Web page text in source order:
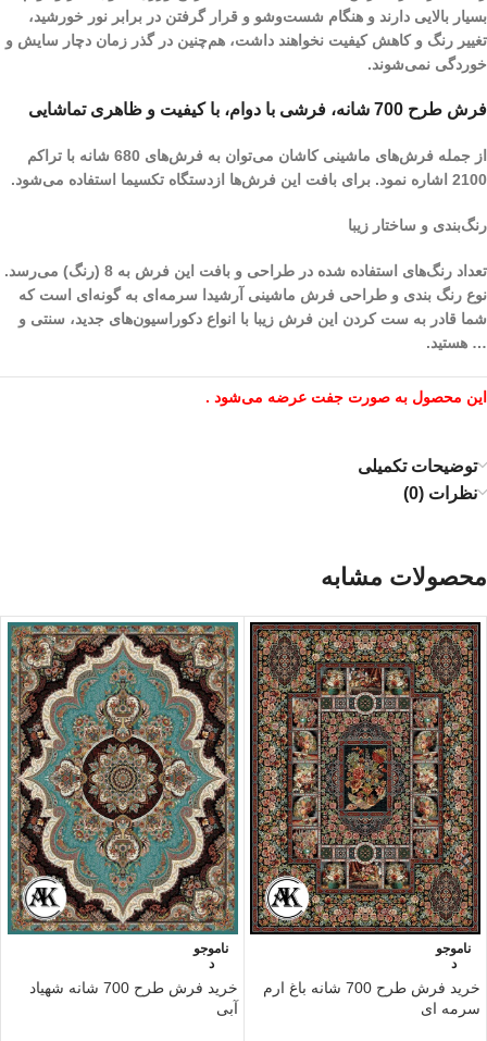
بسیار بالایی دارند و هنگام شست‌و‌شو و قرار گرفتن در برابر نور خورشید،
تغییر رنگ و کاهش کیفیت نخواهند داشت، هم‌چنین در گذر زمان دچار سایش و
خوردگی نمی‌شوند.
فرش طرح 700 شانه، فرشی با دوام، با کیفیت و ظاهری تماشایی
از جمله فرش‌های ماشینی کاشان می‌توان به فرش‌های 680 شانه با تراکم
2100 اشاره نمود. برای بافت این فرش‌ها ازدستگاه تکسیما استفاده می‌شود.
رنگ‌بندی و ساختار زیبا
تعداد رنگ‌های استفاده شده در طراحی و بافت این فرش به 8 (رنگ) می‌رسد.
نوع رنگ بندی و طراحی فرش ماشینی آرشیدا سرمه‌ای به گونه‌ای است که
شما قادر به ست کردن این فرش زیبا با انواع دکوراسیون‌های جدید، سنتی و
… هستید.
این محصول به صورت جفت عرضه می‌شود .
توضیحات تکمیلی
نظرات (0)
محصولات مشابه
ناموجو
د
خرید فرش طرح 700 شانه باغ ارم
سرمه ای
ناموجو
د
خرید فرش طرح 700 شانه شهیاد
آبی